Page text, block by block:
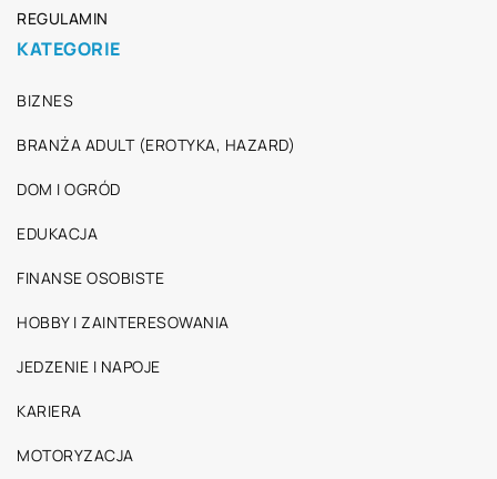
REGULAMIN
KATEGORIE
BIZNES
BRANŻA ADULT (EROTYKA, HAZARD)
DOM I OGRÓD
EDUKACJA
FINANSE OSOBISTE
HOBBY I ZAINTERESOWANIA
JEDZENIE I NAPOJE
KARIERA
MOTORYZACJA